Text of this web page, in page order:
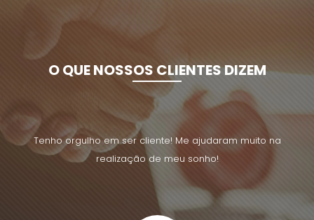
O QUE NOSSOS CLIENTES DIZEM
na Tenho orgulho em ser cliente! Me ajudaram muito na
realização de meu sonho!